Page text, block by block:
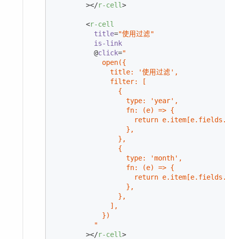
        >
</r-cell>
<r-cell
title="使用过滤"
is-link
          @
click="
            open({
              title: '使用过滤',
              filter: [
                {
                  type: 'year',
                  fn: (e) => {
return
                  },
                },
                {
                  type: 'month',
                  fn: (e) => {
return
                  },
                },
              ],
            })
          "
        >
</r-cell>